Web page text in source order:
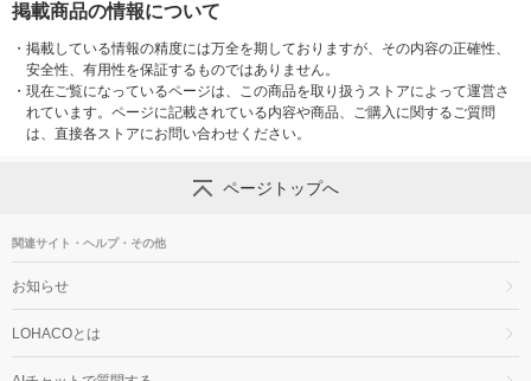
掲載商品の情報について
・ 掲載している情報の精度には万全を期しておりますが、その内容の正確性、
安全性、有用性を保証するものではありません。
・ 現在ご覧になっているページは、この商品を取り扱うストアによって運営さ
れています。ページに記載されている内容や商品、ご購入に関するご質問
は、直接各ストアにお問い合わせください。
ページトップへ
関連サイト・ヘルプ・その他
お知らせ
LOHACOとは